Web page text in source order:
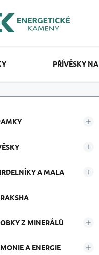
PŘÍVĚSKY
A MALA
Z MINERÁLŮ
A ENERGIE